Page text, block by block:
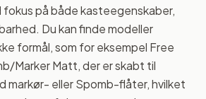
på både kasteegenskaber,
Du kan finde modeller
formål, som for eksempel Free
Marker Matt, der er skabt til
markør- eller Spomb-flåter, hvilket